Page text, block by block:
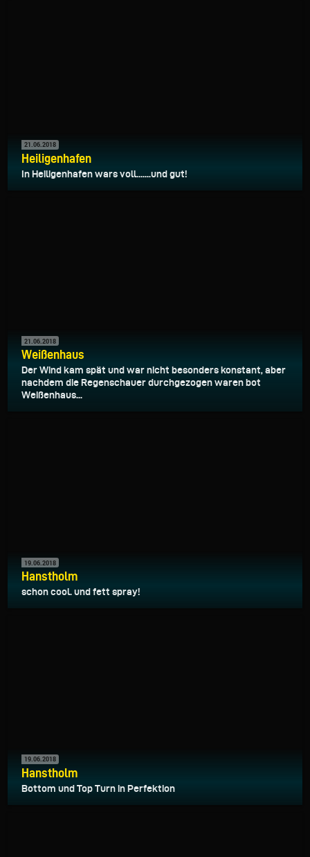
21.06.2018
Heiligenhafen
In Heiligenhafen wars voll.......und gut!
21.06.2018
Weißenhaus
Der Wind kam spät und war nicht besonders konstant, aber
nachdem die Regenschauer durchgezogen waren bot
Weißenhaus...
19.06.2018
Hanstholm
schon cool. und fett spray!
19.06.2018
Hanstholm
Bottom und Top Turn in Perfektion